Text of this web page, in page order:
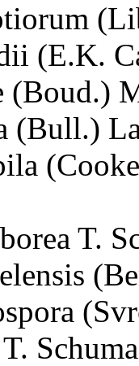
(E.K.
(Boud.)
(Bull.)
T.